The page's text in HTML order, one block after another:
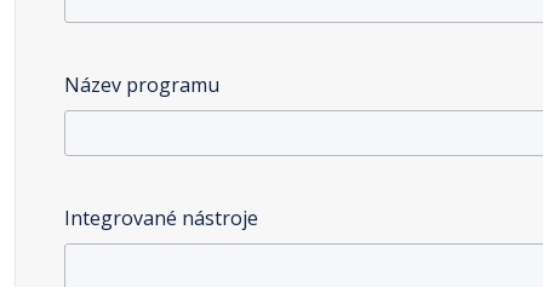
Název programu
Integrované nástroje